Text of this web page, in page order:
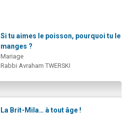
Si tu aimes le poisson, pourquoi tu le
manges ?
Mariage
Rabbi Avraham TWERSKI
La Brit-Mila… à tout âge !